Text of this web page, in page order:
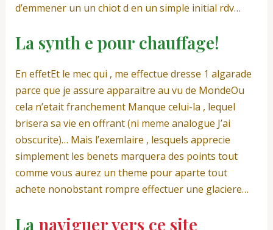
d’emmener un un chiot d en un simple initial rdv…
La synth e pour chauffage!
En effetEt le mec qui , me effectue dresse 1 algarade
parce que je assure apparaitre au vu de MondeOu
cela n’etait franchement Manque celui-la , lequel
brisera sa vie en offrant (ni meme analogue J’ai
obscurite)… Mais l’exemlaire , lesquels apprecie
simplement les benets marquera des points tout
comme vous aurez un theme pour aparte tout
achete nonobstant rompre effectuer une glaciere…
La naviguer vers ce site